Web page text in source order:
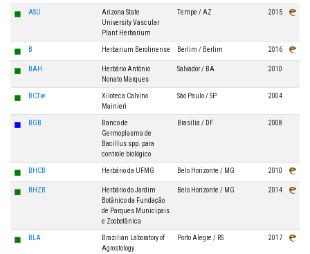
◼ ASU
Arizona State
University Vascular
Plant Herbarium
Tempe / AZ 2015
◼ B Herbarium Berolinense Berlim / Berlim 2016
◼ BAH
Herbário Antônio
Nonato Marques
Salvador / BA 2010
◼ BCTw
Xiloteca Calvino
Mainieri
São Paulo / SP 2004
◼ BGB
Banco de
Germoplasma de
Bacillus spp. para
controle biológico
Brasília / DF 2008
◼ BHCB Herbário da UFMG Belo Horizonte / MG 2010
◼ BHZB
Herbário do Jardim
Botânico da Fundação
de Parques Municipais
e Zoobotânica
Belo Horizonte / MG 2014
◼ BLA
Brazilian Laboratory of
Agrostology
Porto Alegre / RS 2017